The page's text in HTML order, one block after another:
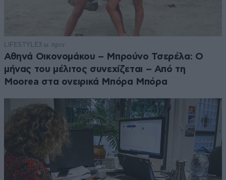
LIFESTYLE3 ω. πριν
Αθηνά Οικονομάκου – Μπρούνο Τσερέλα: Ο
μήνας του μέλιτος συνεχίζεται – Από τη
Moorea στα ονειρικά Μπόρα Μπόρα